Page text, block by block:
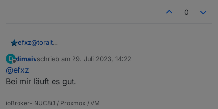
U.u. hängt das auch mit Unifi zusammen, keine Ahnung.
0
efxz@toralt
20230507_other coordinator gewechselt?
D
Offline
dimaivschrieb am 29. Juli 2023, 14:22
zuletzt editiert von
@efxz
Bei mir läuft es gut.
ioBroker- NUC8i3 / Proxmox / VM